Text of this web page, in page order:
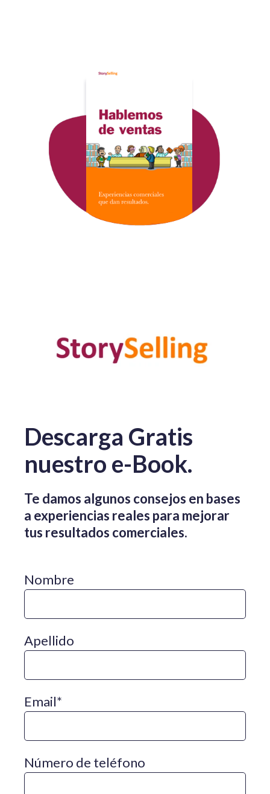
Descarga Gratis
nuestro e-Book.
Te damos algunos consejos en bases
a experiencias reales para mejorar
tus resultados comerciales.
Nombre
Apellido
Email*
Número de teléfono